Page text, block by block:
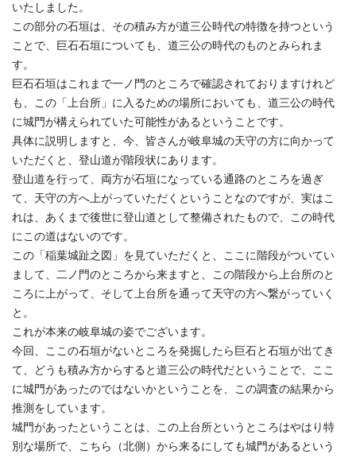
いたしました。
この部分の石垣は、その積み方が道三公時代の特徴を持つという
ことで、巨石石垣についても、道三公の時代のものとみられま
す。
巨石石垣はこれまで一ノ門のところで確認されておりますけれど
も、この「上台所」に入るための場所においても、道三公の時代
に城門が構えられていた可能性があるということです。
具体に説明しますと、今、皆さんが岐阜城の天守の方に向かって
いただくと、登山道が階段状にあります。
登山道を行って、両方が石垣になっている通路のところを過ぎ
て、天守の方へ上がっていただくということなのですが、実はこ
れは、あくまで後世に登山道として整備されたもので、この時代
にこの道はないのです。
この「稲葉城趾之図」を見ていただくと、ここに階段がついてい
まして、二ノ門のところから来ますと、この階段から上台所のと
ころに上がって、そして上台所を通って天守の方へ繋がっていく
と。
これが本来の岐阜城の姿でございます。
今回、ここの石垣がないところを発掘したら巨石と石垣が出てき
て、どうも積み方からすると道三公の時代だということで、ここ
に城門があったのではないかということを、この調査の結果から
推測をしています。
城門があったということは、この上台所というところはやはり特
別な場所で、こちら（北側）から来るにしても城門があるという